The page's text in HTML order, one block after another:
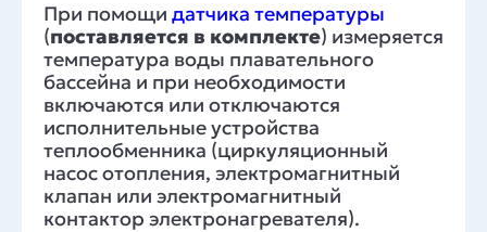
При помощи датчика температуры
(поставляется в комплекте) измеряется
температура воды плавательного
бассейна и при необходимости
включаются или отключаются
исполнительные устройства
теплообменника (циркуляционный
насос отопления, электромагнитный
клапан или электромагнитный
контактор электронагревателя).